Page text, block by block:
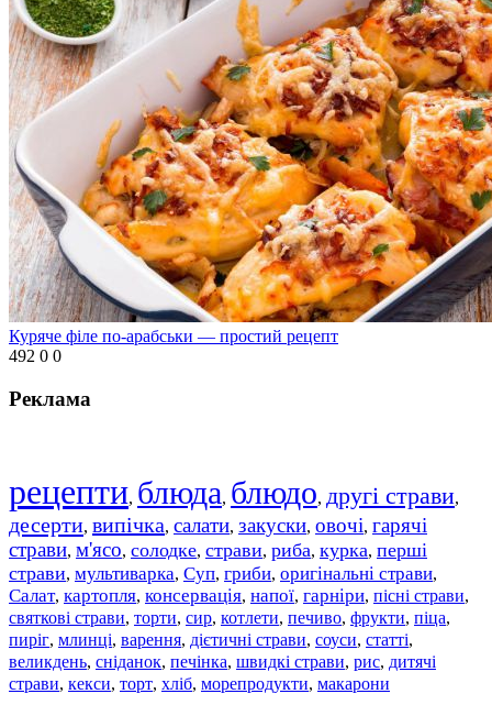
Куряче філе по-арабськи — простий рецепт
492 0 0
Реклама
рецепти, блюда, блюдо, другі страви,
десерти, випічка, салати, закуски, овочі, гарячі
страви, м'ясо, солодке, страви, риба, курка, перші
страви, мультиварка, Суп, гриби, оригінальні страви,
Салат, картопля, консервація, напої, гарніри, пісні страви,
святкові страви, торти, сир, котлети, печиво, фрукти, піца,
пиріг, млинці, варення, дієтичні страви, соуси, статті,
великдень, сніданок, печінка, швидкі страви, рис, дитячі
страви, кекси, торт, хліб, морепродукти, макарони